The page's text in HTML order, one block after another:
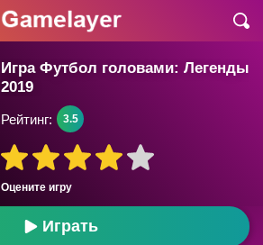
Игра Футбол головами: Легенды
2019
Оцените игру
Рейтинг: 3.5
Играть